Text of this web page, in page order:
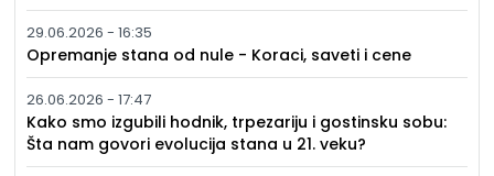
29.06.2026 - 16:35
Opremanje stana od nule - Koraci, saveti i cene
26.06.2026 - 17:47
Kako smo izgubili hodnik, trpezariju i gostinsku sobu:
Šta nam govori evolucija stana u 21. veku?